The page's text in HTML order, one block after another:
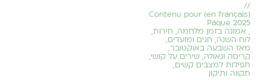
//
(en français) Contenu pour
Pâque 2025
, אמונה בזמן מלחמה, חירות,
לוח השנה, חגים ומועדים,
מאז השבעה באוקטובר,
קריסה וגאולה, שירים על קושי,
תפילות למצבים קשים,
תקווה ותיקון